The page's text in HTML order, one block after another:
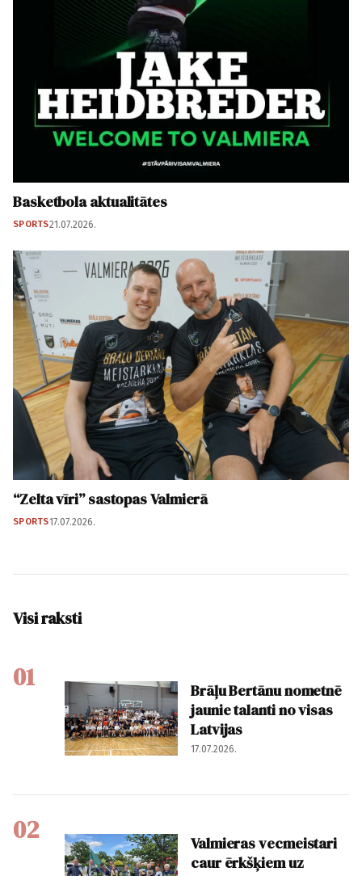
Basketbola aktualitātes
SPORTS21.07.2026.
“Zelta vīri” sastopas Valmierā
SPORTS17.07.2026.
Visi raksti
01
Brāļu Bertānu nometnē
jaunie talanti no visas
Latvijas
17.07.2026.
02
Valmieras vecmeistari
caur ērkšķiem uz